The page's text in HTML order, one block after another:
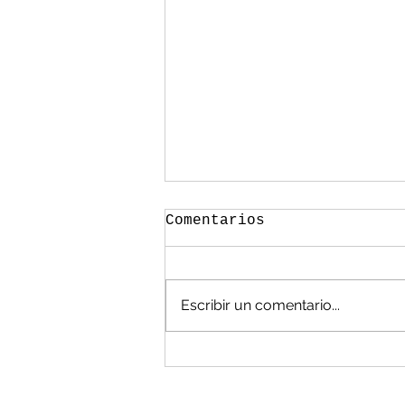
Comentarios
Escribir un comentario...